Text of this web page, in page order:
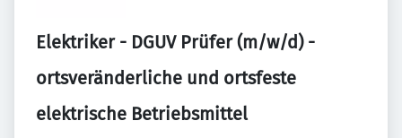
Elektriker - DGUV Prüfer (m/w/d) -
ortsveränderliche und ortsfeste
elektrische Betriebsmittel